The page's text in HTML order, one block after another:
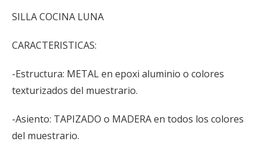
SILLA COCINA LUNA
CARACTERISTICAS:
-Estructura: METAL en epoxi aluminio o colores
texturizados del muestrario.
-Asiento: TAPIZADO o MADERA en todos los colores
del muestrario.